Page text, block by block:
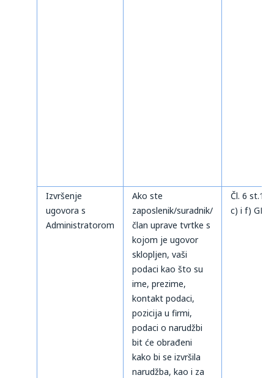
Izvršenje
ugovora s
Administratorom
Ako ste
zaposlenik/suradnik/
član uprave tvrtke s
kojom je ugovor
sklopljen, vaši
podaci kao što su
ime, prezime,
kontakt podaci,
pozicija u firmi,
podaci o narudžbi
bit će obrađeni
kako bi se izvršila
narudžba, kao i za
Čl. 6 st.1
c) i f)